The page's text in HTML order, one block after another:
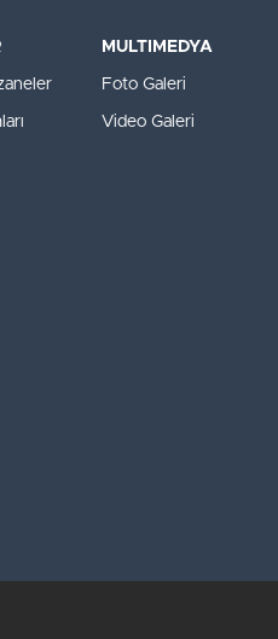
MULTIMEDYA
Foto Galeri
Video Galeri